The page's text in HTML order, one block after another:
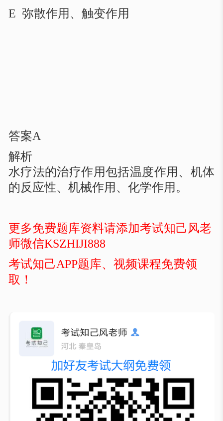
E 弥散作用、触变作用
答案A
解析
水疗法的治疗作用包括温度作用、机体
的反应性、机械作用、化学作用。
更多免费题库资料请添加考试知己风老
师微信KSZHIJI888
考试知己APP题库、视频课程免费领
取！